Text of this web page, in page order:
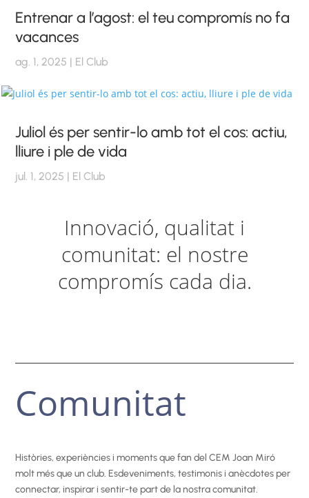
Entrenar a l’agost: el teu compromís no fa
vacances
ag. 1, 2025 | El Club
Juliol és per sentir-lo amb tot el cos: actiu,
lliure i ple de vida
jul. 1, 2025 | El Club
Innovació, qualitat i
comunitat: el nostre
compromís cada dia.
Comunitat
Històries, experiències i moments que fan del CEM Joan Miró
molt més que un club. Esdeveniments, testimonis i anècdotes per
connectar, inspirar i sentir-te part de la nostra comunitat.